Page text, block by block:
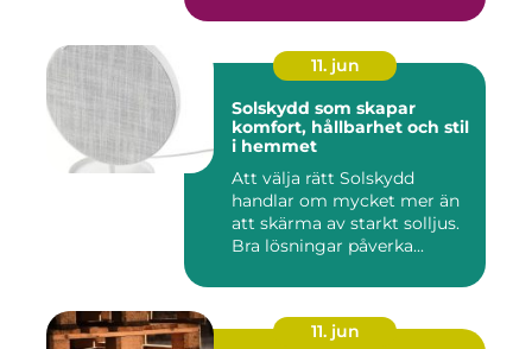
11. jun
Solskydd som skapar
komfort, hållbarhet och stil
i hemmet
Att välja rätt Solskydd
handlar om mycket mer än
att skärma av starkt solljus.
Bra lösningar påverka...
11. jun